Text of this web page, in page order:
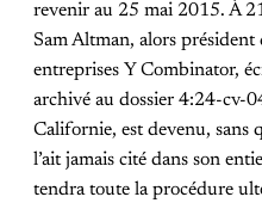
revenir au 25 mai 2015. À
Sam Altman, alors président
entreprises Y Combinator,
archivé au dossier 4:24-cv-
Californie, est devenu, sans
l’ait jamais cité dans son
tendra toute la procédure